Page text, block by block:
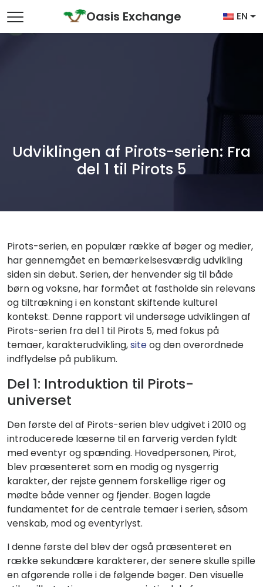
Main NavigationOasis Exchange EN
Udviklingen af Pirots-serien: Fra
del 1 til Pirots 5
Pirots-serien, en populær række af bøger og medier,
har gennemgået en bemærkelsesværdig udvikling
siden sin debut. Serien, der henvender sig til både
børn og voksne, har formået at fastholde sin relevans
og tiltrækning i en konstant skiftende kulturel
kontekst. Denne rapport vil undersøge udviklingen af
Pirots-serien fra del 1 til Pirots 5, med fokus på
temaer, karakterudvikling,siteog den overordnede
indflydelse på publikum.
Del 1: Introduktion til Pirots-
universet
Den første del af Pirots-serien blev udgivet i 2010 og
introducerede læserne til en farverig verden fyldt
med eventyr og spænding. Hovedpersonen, Pirot,
blev præsenteret som en modig og nysgerrig
karakter, der rejste gennem forskellige riger og
mødte både venner og fjender. Bogen lagde
fundamentet for de centrale temaer i serien, såsom
venskab, mod og eventyrlyst.
I denne første del blev der også præsenteret en
række sekundære karakterer, der senere skulle spille
en afgørende rolle i de følgende bøger. Den visuelle